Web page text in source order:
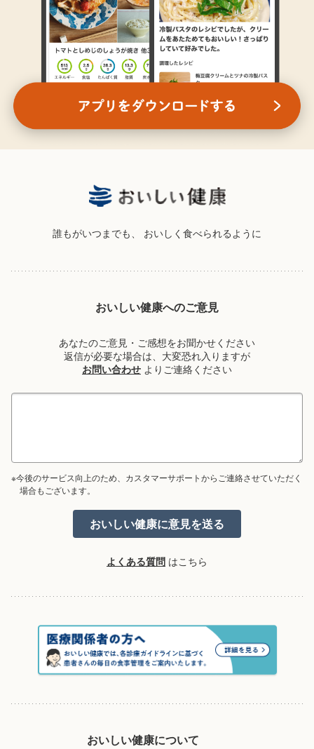
誰もがいつまでも、 おいしく食べられるように
おいしい健康へのご意見
あなたのご意見・ご感想をお聞かせください
返信が必要な場合は、大変恐れ入りますが
お問い合わせ よりご連絡ください
※今後のサービス向上のため、カスタマーサポートからご連絡させていただく
場合もございます。
よくある質問 はこちら
おいしい健康について